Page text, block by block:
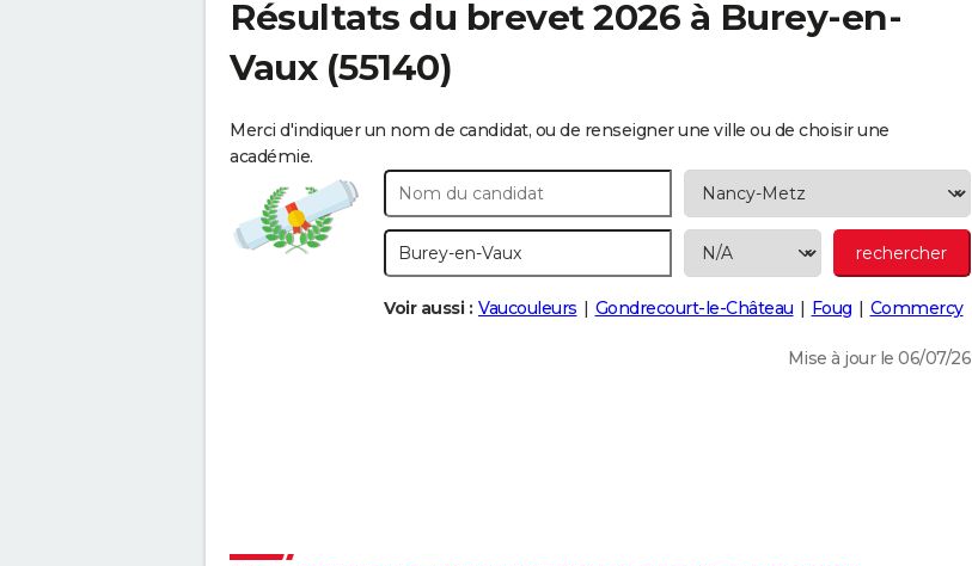
Résultats du brevet 2026 à Burey-en-
Vaux(55140)
Merci d'indiquer un nom de candidat, ou de renseigner une ville ou de choisir une
académie.
Voir aussi : Vaucouleurs Gondrecourt-le-Château Foug Commercy
Mise à jour le 06/07/26